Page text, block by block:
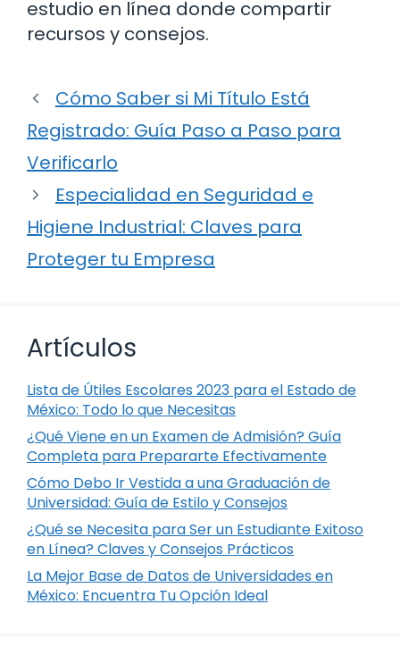
estudio en línea donde compartir
recursos y consejos.
Cómo Saber si Mi Título Está
Registrado: Guía Paso a Paso para
Verificarlo
Especialidad en Seguridad e
Higiene Industrial: Claves para
Proteger tu Empresa
Artículos
Lista de Útiles Escolares 2023 para el Estado de
México: Todo lo que Necesitas
¿Qué Viene en un Examen de Admisión? Guía
Completa para Prepararte Efectivamente
Cómo Debo Ir Vestida a una Graduación de
Universidad: Guía de Estilo y Consejos
¿Qué se Necesita para Ser un Estudiante Exitoso
en Línea? Claves y Consejos Prácticos
La Mejor Base de Datos de Universidades en
México: Encuentra Tu Opción Ideal